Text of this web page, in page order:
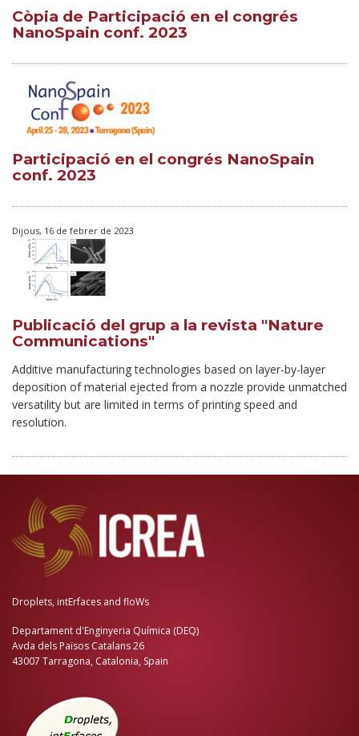
Còpia de Participació en el congrés
NanoSpain conf. 2023
Participació en el congrés NanoSpain
conf. 2023
Dijous, 16 de febrer de 2023
Publicació del grup a la revista "Nature
Communications"
Additive manufacturing technologies based on layer-by-layer
deposition of material ejected from a nozzle provide unmatched
versatility but are limited in terms of printing speed and
resolution.
Droplets, intErfaces and floWs
Departament d'Enginyeria Química (DEQ)
Avda dels Països Catalans 26
43007 Tarragona, Catalonia, Spain